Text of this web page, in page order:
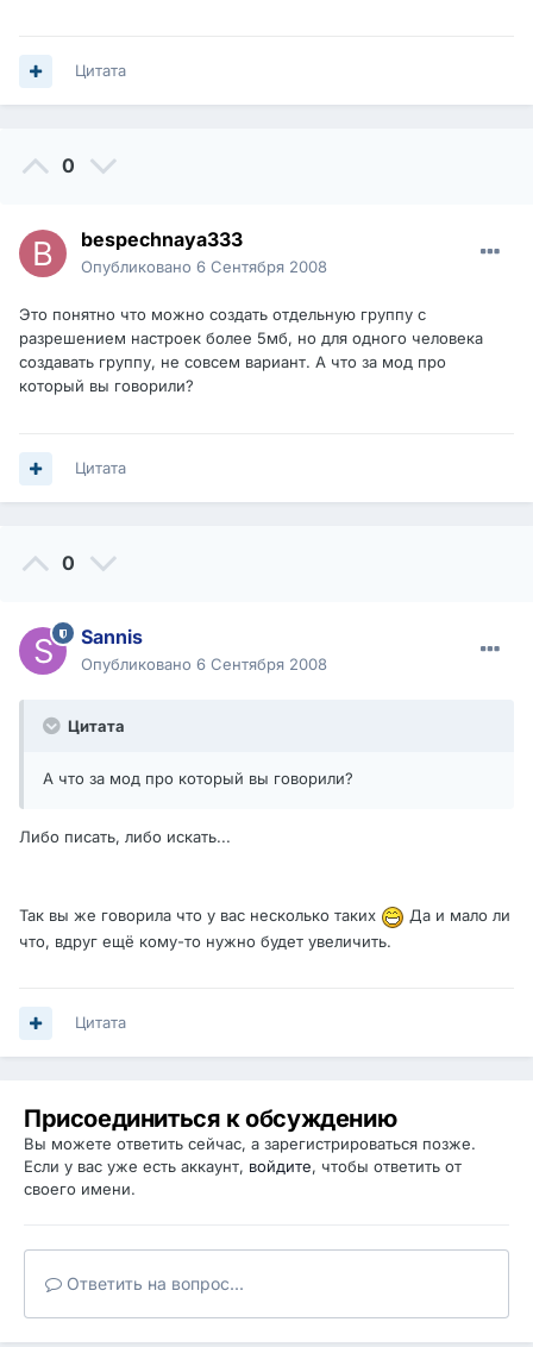
Цитата
0
bespechnaya333
Опубликовано 6 Сентября 2008
Это понятно что можно создать отдельную группу с
разрешением настроек более 5мб, но для одного человека
создавать группу, не совсем вариант. А что за мод про
который вы говорили?
Цитата
0
Sannis
Опубликовано 6 Сентября 2008
Цитата
А что за мод про который вы говорили?
Либо писать, либо искать...
Так вы же говорила что у вас несколько таких
Да и мало ли
что, вдруг ещё кому-то нужно будет увеличить.
Цитата
Присоединиться к обсуждению
Вы можете ответить сейчас, а зарегистрироваться позже.
Если у вас уже есть аккаунт, войдите, чтобы ответить от
своего имени.
Ответить на вопрос...